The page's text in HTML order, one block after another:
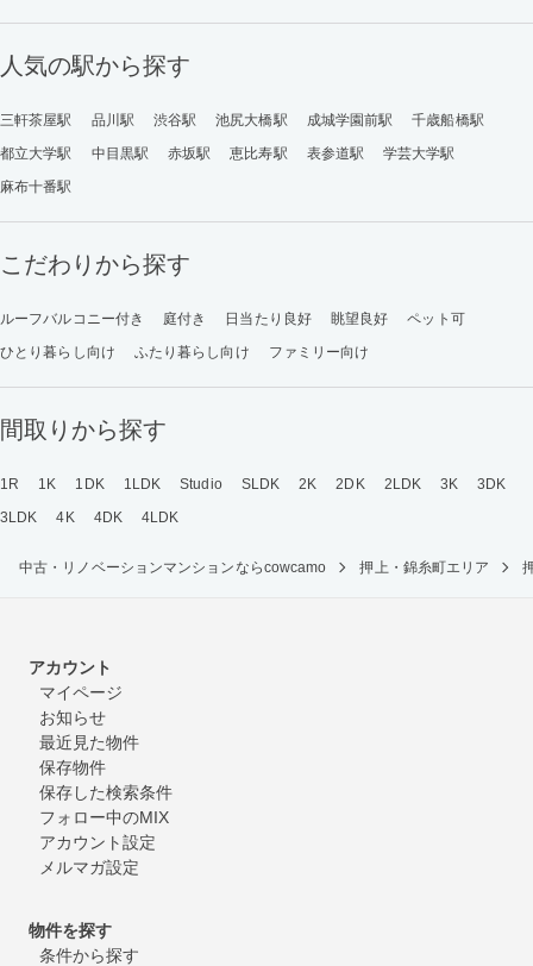
人気の駅から探す
三軒茶屋駅 品川駅 渋谷駅 池尻大橋駅 成城学園前駅
千歳船橋駅
都立大学駅
中目黒駅 赤坂駅 恵比寿駅 表参道駅
学芸大学駅
麻布十番駅
こだわりから探す
ルーフバルコニー付き 庭付き 日当たり良好 眺望良好
ペット可
ひとり暮らし向け
ふたり暮らし向け ファミリー向け
間取りから探す
1R 1K 1DK 1LDK Studio SLDK 2K 2DK 2LDK 3K
3DK
3LDK
4K 4DK 4LDK
中古・リノベーションマンションならcowcamo 押上・錦糸町エリア
アカウント
マイページ
お知らせ
最近見た物件
保存物件
保存した検索条件
フォロー中のMIX
アカウント設定
メルマガ設定
物件を探す
条件から探す